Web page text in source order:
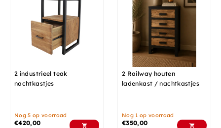
2 industrieel teak
nachtkastjes
Nog 5 op voorraad
€420,00
2 Railway houten
ladenkast / nachtkastjes
Nog 1 op voorraad
€350,00